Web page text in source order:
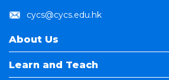
cycs@cycs.edu.hk
About Us
Learn and Teach